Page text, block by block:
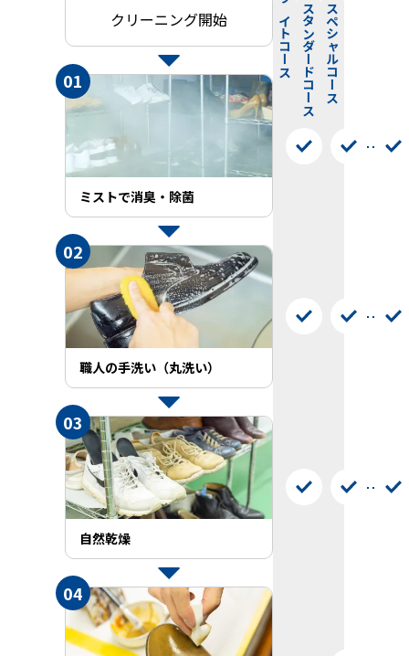
クリーニング開始
01
ミストで消臭・除菌
02
職人の手洗い（丸洗い）
03
自然乾燥
04
ライト
コース スタンダード
コース
スペシャル
コース